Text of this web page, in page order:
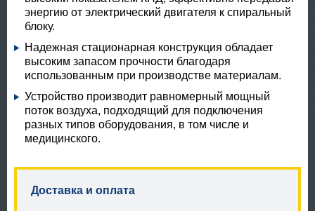
энергию от электрический двигателя к спиральный
блоку.
Надежная стационарная конструкция обладает
высоким запасом прочности благодаря
использованным при производстве материалам.
Устройство производит равномерный мощный
поток воздуха, подходящий для подключения
разных типов оборудования, в том числе и
медицинского.
Доставка и оплата